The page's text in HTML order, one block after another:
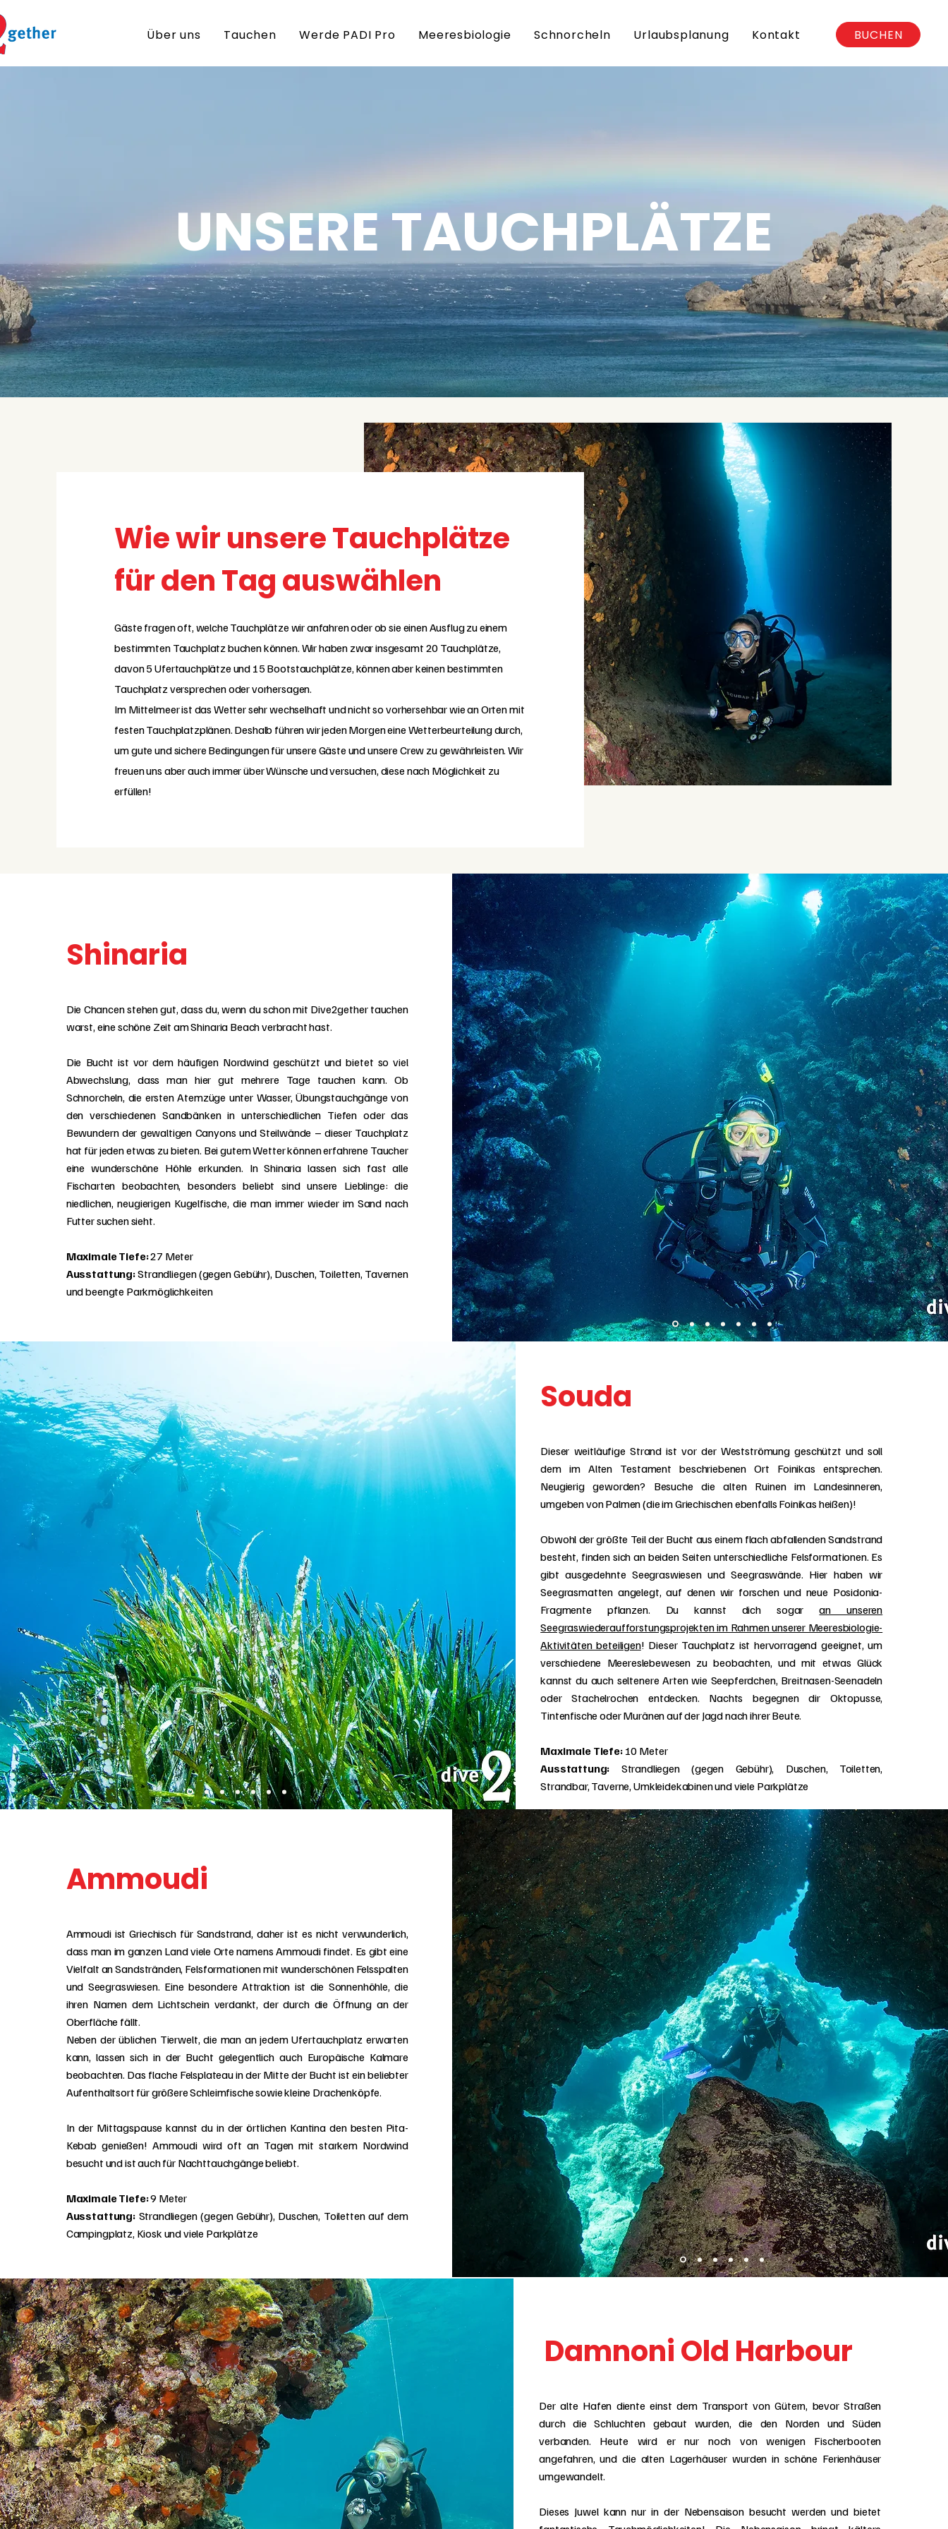
Über uns Tauchen Werde PADI Pro Meeresbiologie Schnorcheln Urlaubsplanung Kontakt BUCHEN
UNSERE TAUCHPLÄTZE
Wie wir unsere Tauchplätze
für den Tag auswählen
Gäste fragen oft, welche Tauchplätze wir anfahren oder ob sie einen Ausflug zu einem
bestimmten Tauchplatz buchen können. Wir haben zwar insgesamt 20 Tauchplätze,
davon 5 Ufertauchplätze und 15 Bootstauchplätze, können aber keinen bestimmten
Tauchplatz versprechen oder vorhersagen.
Im Mittelmeer ist das Wetter sehr wechselhaft und nicht so vorhersehbar wie an Orten mit
festen Tauchplatzplänen. Deshalb führen wir jeden Morgen eine Wetterbeurteilung durch,
um gute und sichere Bedingungen für unsere Gäste und unsere Crew zu gewährleisten. Wir
freuen uns aber auch immer über Wünsche und versuchen, diese nach Möglichkeit zu
erfüllen!
Shinaria
Die Chancen stehen gut, dass du, wenn du schon mit Dive2gether tauchen
warst, eine schöne Zeit am Shinaria Beach verbracht hast.
Die Bucht ist vor dem häufigen Nordwind geschützt und bietet so viel
Abwechslung, dass man hier gut mehrere Tage tauchen kann. Ob
Schnorcheln, die ersten Atemzüge unter Wasser, Übungstauchgänge von
den verschiedenen Sandbänken in unterschiedlichen Tiefen oder das
Bewundern der gewaltigen Canyons und Steilwände – dieser Tauchplatz
hat für jeden etwas zu bieten. Bei gutem Wetter können erfahrene Taucher
eine wunderschöne Höhle erkunden. In Shinaria lassen sich fast alle
Fischarten beobachten, besonders beliebt sind unsere Lieblinge: die
niedlichen, neugierigen Kugelfische, die man immer wieder im Sand nach
Futter suchen sieht.
Maximale Tiefe:27 Meter
Ausstattung:Strandliegen (gegen Gebühr), Duschen, Toiletten, Tavernen
und beengte Parkmöglichkeiten
Souda
Dieser weitläufige Strand ist vor der Westströmung geschützt und soll
dem im Alten Testament beschriebenen Ort Foinikas entsprechen.
Neugierig geworden? Besuche die alten Ruinen im Landesinneren,
umgeben von Palmen (die im Griechischen ebenfalls Foinikas heißen)!
Obwohl der größte Teil der Bucht aus einem flach abfallenden Sandstrand
besteht, finden sich an beiden Seiten unterschiedliche Felsformationen. Es
gibt ausgedehnte Seegraswiesen und Seegraswände. Hier haben wir
Seegrasmatten angelegt, auf denen wir forschen und neue Posidonia-
Fragmente pflanzen. Du kannst dich sogaran unseren
Seegraswiederaufforstungsprojekten im Rahmen unserer Meeresbiologie-
Aktivitäten beteiligen! Dieser Tauchplatz ist hervorragend geeignet, um
verschiedene Meereslebewesen zu beobachten, und mit etwas Glück
kannst du auch seltenere Arten wie Seepferdchen, Breitnasen-Seenadeln
oder Stachelrochen entdecken. Nachts begegnen dir Oktopusse,
Tintenfische oder Muränen auf der Jagd nach ihrer Beute.
Maximale Tiefe:10 Meter
Ausstattung: Strandliegen (gegen Gebühr), Duschen, Toiletten,
Strandbar, Taverne, Umkleidekabinen und viele Parkplätze
Ammoudi
Ammoudi ist Griechisch für Sandstrand, daher ist es nicht verwunderlich,
dass man im ganzen Land viele Orte namens Ammoudi findet. Es gibt eine
Vielfalt an Sandstränden, Felsformationen mit wunderschönen Felsspalten
und Seegraswiesen. Eine besondere Attraktion ist die Sonnenhöhle, die
ihren Namen dem Lichtschein verdankt, der durch die Öffnung an der
Oberfläche fällt.
Neben der üblichen Tierwelt, die man an jedem Ufertauchplatz erwarten
kann, lassen sich in der Bucht gelegentlich auch Europäische Kalmare
beobachten. Das flache Felsplateau in der Mitte der Bucht ist ein beliebter
Aufenthaltsort für größere Schleimfische sowie kleine Drachenköpfe.
In der Mittagspause kannst du in der örtlichen Kantina den besten Pita-
Kebab genießen! Ammoudi wird oft an Tagen mit starkem Nordwind
besucht und ist auch für Nachttauchgänge beliebt.
Maximale Tiefe:9 Meter
Ausstattung:Strandliegen (gegen Gebühr), Duschen, Toiletten auf dem
Campingplatz, Kiosk und viele Parkplätze
Damnoni Old Harbour
Der alte Hafen diente einst dem Transport von Gütern, bevor Straßen
durch die Schluchten gebaut wurden, die den Norden und Süden
verbanden. Heute wird er nur noch von wenigen Fischerbooten
angefahren, und die alten Lagerhäuser wurden in schöne Ferienhäuser
umgewandelt.
Dieses Juwel kann nur in der Nebensaison besucht werden und bietet